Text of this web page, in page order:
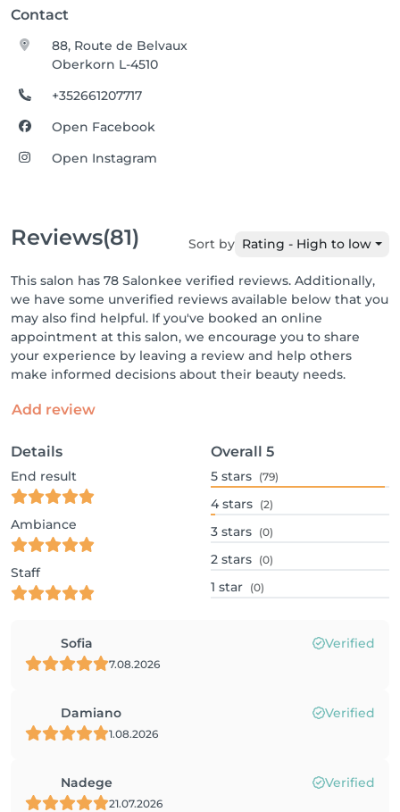
Contact
88, Route de Belvaux
Oberkorn L-4510
+352661207717
Open Facebook
Open Instagram
Reviews(81) Sort by Rating - High to low
This salon has 78 Salonkee verified reviews. Additionally,
we have some unverified reviews available below that you
may also find helpful. If you've booked an online
appointment at this salon, we encourage you to share
your experience by leaving a review and help others
make informed decisions about their beauty needs.
Add review
Details
End result
Ambiance
Staff
Overall 5
5 stars (79)
4 stars (2)
3 stars (0)
2 stars (0)
1 star (0)
Sofia Verified
7.08.2026
Damiano Verified
1.08.2026
Nadege Verified
21.07.2026